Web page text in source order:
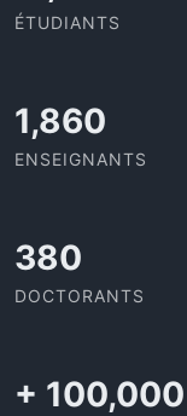
ÉTUDIANTS
1,973
ENSEIGNANTS
403
DOCTORANTS
+ 100,000